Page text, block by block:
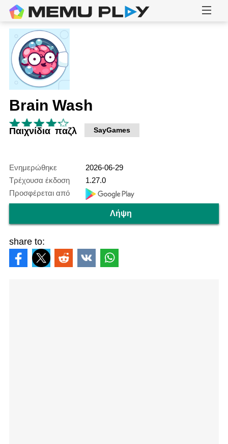
Brain Wash
Παιχνίδια παζλ SayGames
Ενημερώθηκε
2026-06-29
Τρέχουσα έκδοση
1.27.0
Προσφέρεται από
Λήψη
share to: